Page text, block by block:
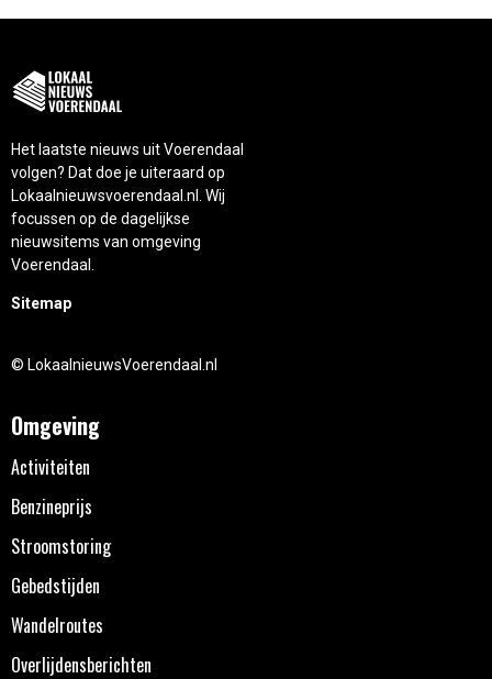
Het laatste nieuws uit Voerendaal
volgen? Dat doe je uiteraard op
Lokaalnieuwsvoerendaal.nl. Wij
focussen op de dagelijkse
nieuwsitems van omgeving
Voerendaal.
Sitemap
© LokaalnieuwsVoerendaal.nl
Omgeving
Activiteiten
Benzineprijs
Stroomstoring
Gebedstijden
Wandelroutes
Overlijdensberichten